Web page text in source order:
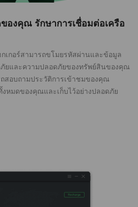
องคุณ รักษาการเชื่อมต่อเครือ
เกอร์สามารถขโมยรหัสผ่านและข้อมูล
ยและความปลอดภัยของทรัพย์สินของคุณ
สอบถามประวัติการเข้าชมของคุณ
งหมดของคุณและเก็บไว้อย่างปลอดภัย